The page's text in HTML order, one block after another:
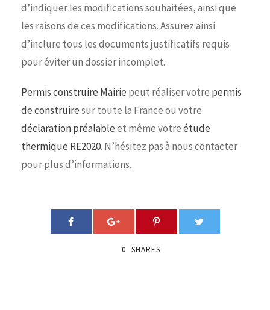
d’indiquer les modifications souhaitées, ainsi que
les raisons de ces modifications. Assurez ainsi
d’inclure tous les documents justificatifs requis
pour éviter un dossier incomplet.
Permis construire Mairie peut réaliser votre permis
de construiresur toute la France ou votre
déclaration préalableet même votreétude
thermique RE2020. N’hésitez pas à nous contacter
pour plus d’informations.
0 SHARES